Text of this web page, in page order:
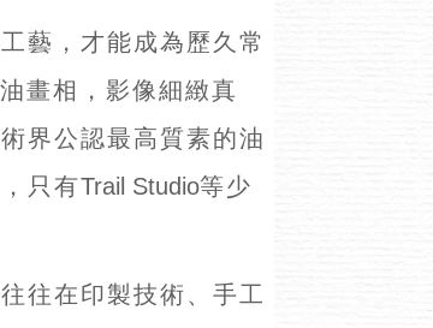
藝，才能成為歷久常
畫相，影像細緻真
界公認最高質素的油
只有Trail Studio等少
往在印製技術、手工